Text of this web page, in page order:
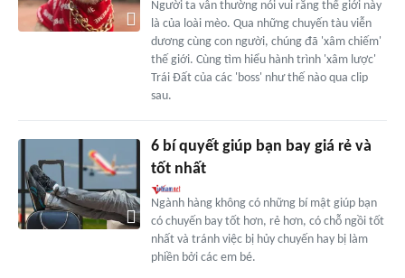
Người ta vẫn thường nói vui rằng thế giới này
là của loài mèo. Qua những chuyến tàu viễn
dương cùng con người, chúng đã 'xâm chiếm'
thế giới. Cùng tìm hiểu hành trình 'xâm lược'
Trái Đất của các 'boss' như thế nào qua clip
sau.
6 bí quyết giúp bạn bay giá rẻ và
tốt nhất
Ngành hàng không có những bí mật giúp bạn
có chuyến bay tốt hơn, rẻ hơn, có chỗ ngồi tốt
nhất và tránh việc bị hủy chuyến hay bị làm
phiền bởi các em bé.